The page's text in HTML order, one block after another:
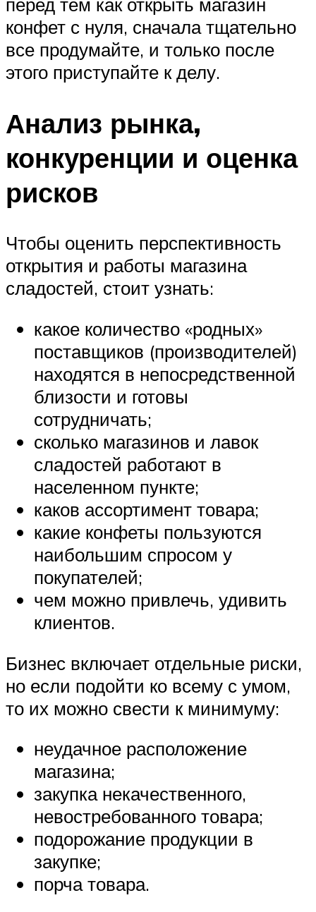
конфет с нуля, сначала тщательно
все продумайте, и только после
этого приступайте к делу.
Анализ рынка,
конкуренции и оценка
рисков
Чтобы оценить перспективность
открытия и работы магазина
сладостей, стоит узнать:
какое количество «родных»
поставщиков (производителей)
находятся в непосредственной
близости и готовы
сотрудничать;
сколько магазинов и лавок
сладостей работают в
населенном пункте;
каков ассортимент товара;
какие конфеты пользуются
наибольшим спросом у
покупателей;
чем можно привлечь, удивить
клиентов.
Бизнес включает отдельные риски,
но если подойти ко всему с умом,
то их можно свести к минимуму:
неудачное расположение
магазина;
закупка некачественного,
невостребованного товара;
подорожание продукции в
закупке;
порча товара.